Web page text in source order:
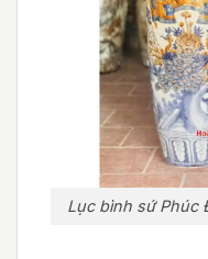
Lục bình sứ Phúc